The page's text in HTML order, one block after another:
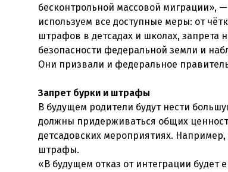
бесконтрольной массовой миграции»,
используем все доступные меры: от
штрафов в детсадах и школах, запрета
безопасности федеральной земли и
Они призвали и федеральное
Запрет бурки и штрафы
В будущем родители будут нести
должны придерживаться общих
детсадовских мероприятиях.
штрафы.
«В будущем отказ от интеграции